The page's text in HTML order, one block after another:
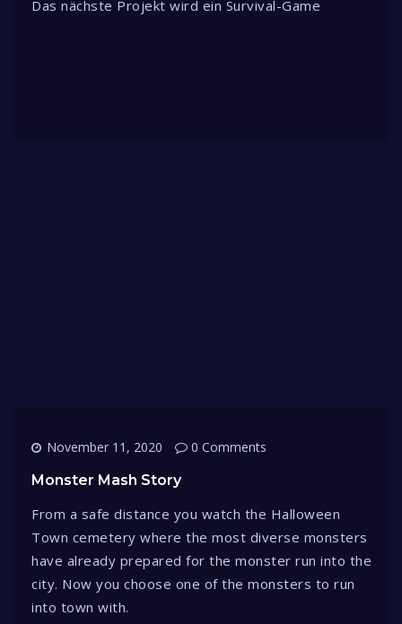
Das nächste Projekt wird ein Survival-Game
November 11, 2020
0 Comments
Monster Mash Story
From a safe distance you watch the Halloween
Town cemetery where the most diverse monsters
have already prepared for the monster run into the
city. Now you choose one of the monsters to run
into town with.